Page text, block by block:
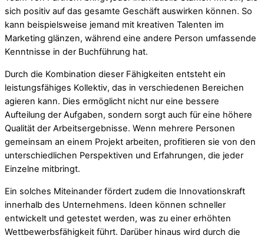
sich positiv auf das gesamte Geschäft auswirken können. So
kann beispielsweise jemand mit kreativen Talenten im
Marketing glänzen, während eine andere Person umfassende
Kenntnisse in der Buchführung hat.
Durch die Kombination dieser Fähigkeiten entsteht ein
leistungsfähiges Kollektiv, das in verschiedenen Bereichen
agieren kann. Dies ermöglicht nicht nur eine bessere
Aufteilung der Aufgaben, sondern sorgt auch für eine höhere
Qualität der Arbeitsergebnisse. Wenn mehrere Personen
gemeinsam an einem Projekt arbeiten, profitieren sie von den
unterschiedlichen Perspektiven und Erfahrungen, die jeder
Einzelne mitbringt.
Ein solches Miteinander fördert zudem die Innovationskraft
innerhalb des Unternehmens. Ideen können schneller
entwickelt und getestet werden, was zu einer erhöhten
Wettbewerbsfähigkeit führt. Darüber hinaus wird durch die